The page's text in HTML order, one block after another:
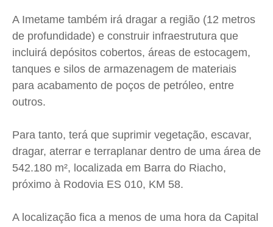
A Imetame também irá dragar a região (12 metros
de profundidade) e construir infraestrutura que
incluirá depósitos cobertos, áreas de estocagem,
tanques e silos de armazenagem de materiais
para acabamento de poços de petróleo, entre
outros.
Para tanto, terá que suprimir vegetação, escavar,
dragar, aterrar e terraplanar dentro de uma área de
542.180 m², localizada em Barra do Riacho,
próximo à Rodovia ES 010, KM 58.
A localização fica a menos de uma hora da Capital